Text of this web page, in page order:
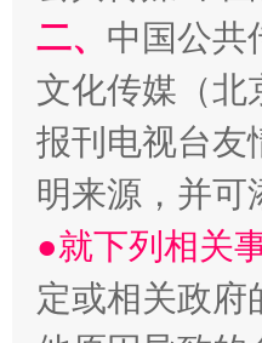
受贿1.44亿！段成刚
二、 中国公共
文化传媒（北
报刊电视台友
明来源，并可
●就下列相关
定或相关政府